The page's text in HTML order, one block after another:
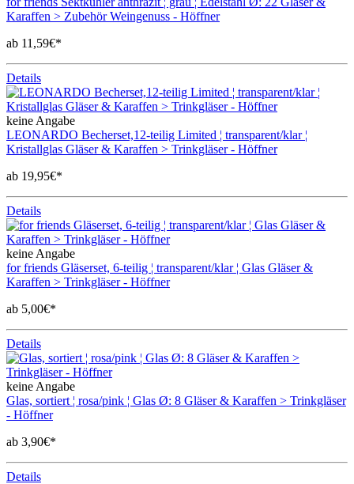
Karaffen > Zubehör Weingenuss - Höffner
ab 11,59€*
Details
keine Angabe
LEONARDO Becherset,12-teilig Limited ¦ transparent/klar ¦
Kristallglas Gläser & Karaffen > Trinkgläser - Höffner
ab 19,95€*
Details
keine Angabe
for friends Gläserset, 6-teilig ¦ transparent/klar ¦ Glas Gläser &
Karaffen > Trinkgläser - Höffner
ab 5,00€*
Details
keine Angabe
Glas, sortiert ¦ rosa/pink ¦ Glas Ø: 8 Gläser & Karaffen > Trinkgläser
- Höffner
ab 3,90€*
Details